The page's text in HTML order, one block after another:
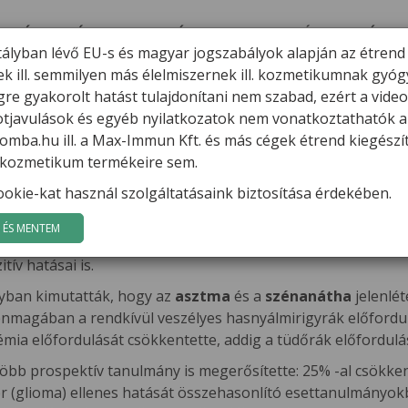
HÍREK VARGA GÁBOR FILMEK GYÓGYGOMBÁK
A RÁKELLENES CIVILIZÁCIÓS BETEGSÉG
CIVILIZÁCIÓS BETEGSÉG
immunrendszer helyreállítása)
akkor érthetjük meg, ha megismerjük azok
anyaggal szembeni túlérzékenységét jelöli.
Az
Allergének lehetnek pl. fű-, gyom-, fa-, pollenek, házi
hatásai is.
kimutatták, hogy az asztma és a szénanátha
a rendkívül veszélyes hasnyálmirigyrák
előfordulását csökkentette, addig a tüdőrák
prospektív tanulmány is megerősítette: 25% -al
(glioma) ellenes hatását összehasonlító
lévő EU-s és magyar jogszabályok alapján az étrend
ill. semmilyen más élelmiszernek ill. kozmetikumnak
gyakorolt hatást tulajdonítani nem szabad, ezért a
és egyéb nyilatkozatok nem vonatkoztathatók a
ill. a Max-Immun Kft. és más cégek étrend
termékeire sem.
kat használ szolgáltatásaink biztosítása érdekében.
MENTEM